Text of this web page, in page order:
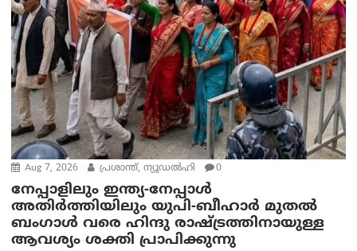
Aug 7, 2026 പ്രശാന്ത്, ന്യൂഡല്‍ഹി 0
നേപ്പാളിലും ഇന്ത്യ-നേപ്പാൾ
അതിർത്തിയിലും യുപി-ബീഹാർ മുതൽ
ബംഗാൾ വരെ ഹിന്ദു രാഷ്ട്രത്തിനായുള്ള
ആവശ്യം ശക്തി പ്രാപിക്കുന്നു